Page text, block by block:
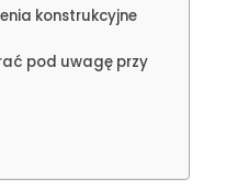
konstrukcyjne
pod uwagę przy